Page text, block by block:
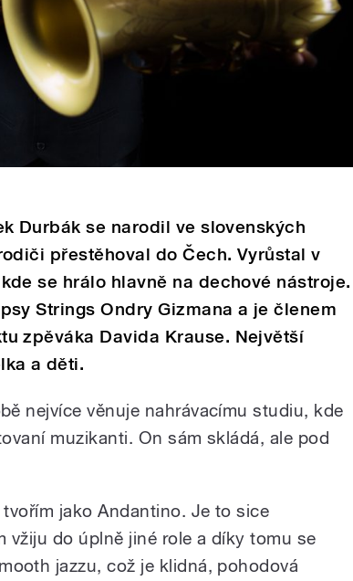
Durbák se narodil ve slovenských
přestěhoval do Čech. Vyrůstal v
se hrálo hlavně na dechové nástroje.
Strings Ondry Gizmana a je členem
zpěváka Davida Krause. Největší
a děti.
nejvíce věnuje nahrávacímu studiu, kde
muzikanti. On sám skládá, ale pod
jako Andantino. Je to sice
vžiju do úplně jiné role a díky tomu se
jazzu, což je klidná, pohodová